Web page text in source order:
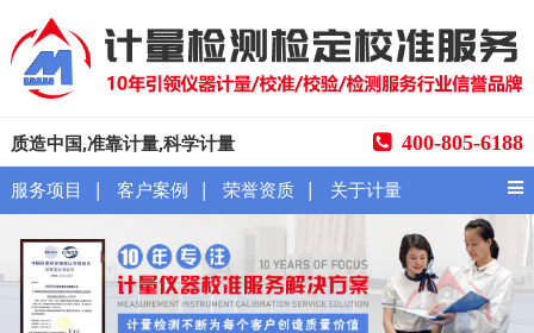
质造中国,准靠计量,科学计量 400-805-6188
服务项目 | 客户案例 | 荣誉资质 | 关于计量